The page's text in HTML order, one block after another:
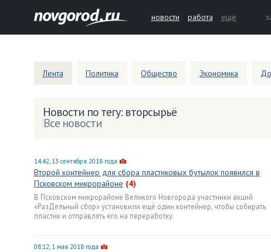
новости работа ещё
Лента Политика Общество Экономика
Новости по тегу: вторсырьё
Все новости
14:42, 13 сентября 2018 года
Второй контейнер для сбора пластиковых бутылок появился в
Псковском микрорайоне (4)
В Псковском микрорайоне Великого Новгорода участники акций
«РазДельный сбор» установили ещё один контейнер, чтобы собирать
пластик и отправлять его на переработку.
08:12, 1 мая 2018 года